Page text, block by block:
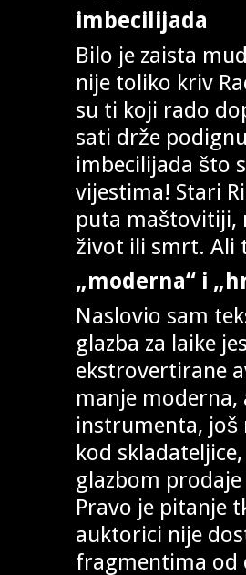
imbecilijada
Bilo je zaista
nije toliko kriv
su ti koji rado
sati drže
imbecilijada što
vijestima! Stari
puta maštovitiji,
život ili smrt. Ali
„moderna“ i
Naslovio sam
glazba za laike
ekstrovertirane
manje moderna,
instrumenta, još
kod
glazbom
Pravo je pitanje
auktorici nije
fragmentima od